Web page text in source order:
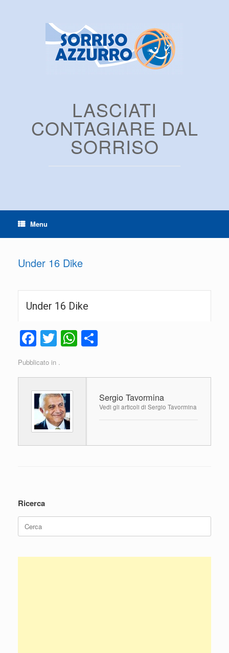
LASCIATI
CONTAGIARE DAL
SORRISO
Menu
Under 16 Dike
Under 16 Dike
F
a
c
e
b
o
o
k
T
wi
tt
er
W
h
at n
vi
di
Pubblicato in .
Sergio Tavormina
Vedi gli articoli di Sergio Tavormina
Ricerca
Ricerca
per: